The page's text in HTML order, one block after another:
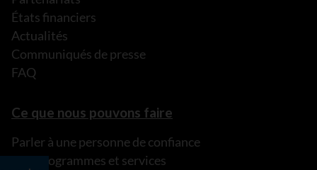
États financiers
Actualités
Communiqués de presse
FAQ
Ce que nous pouvons faire
Parler à une personne de confiance
Nos programmes et services